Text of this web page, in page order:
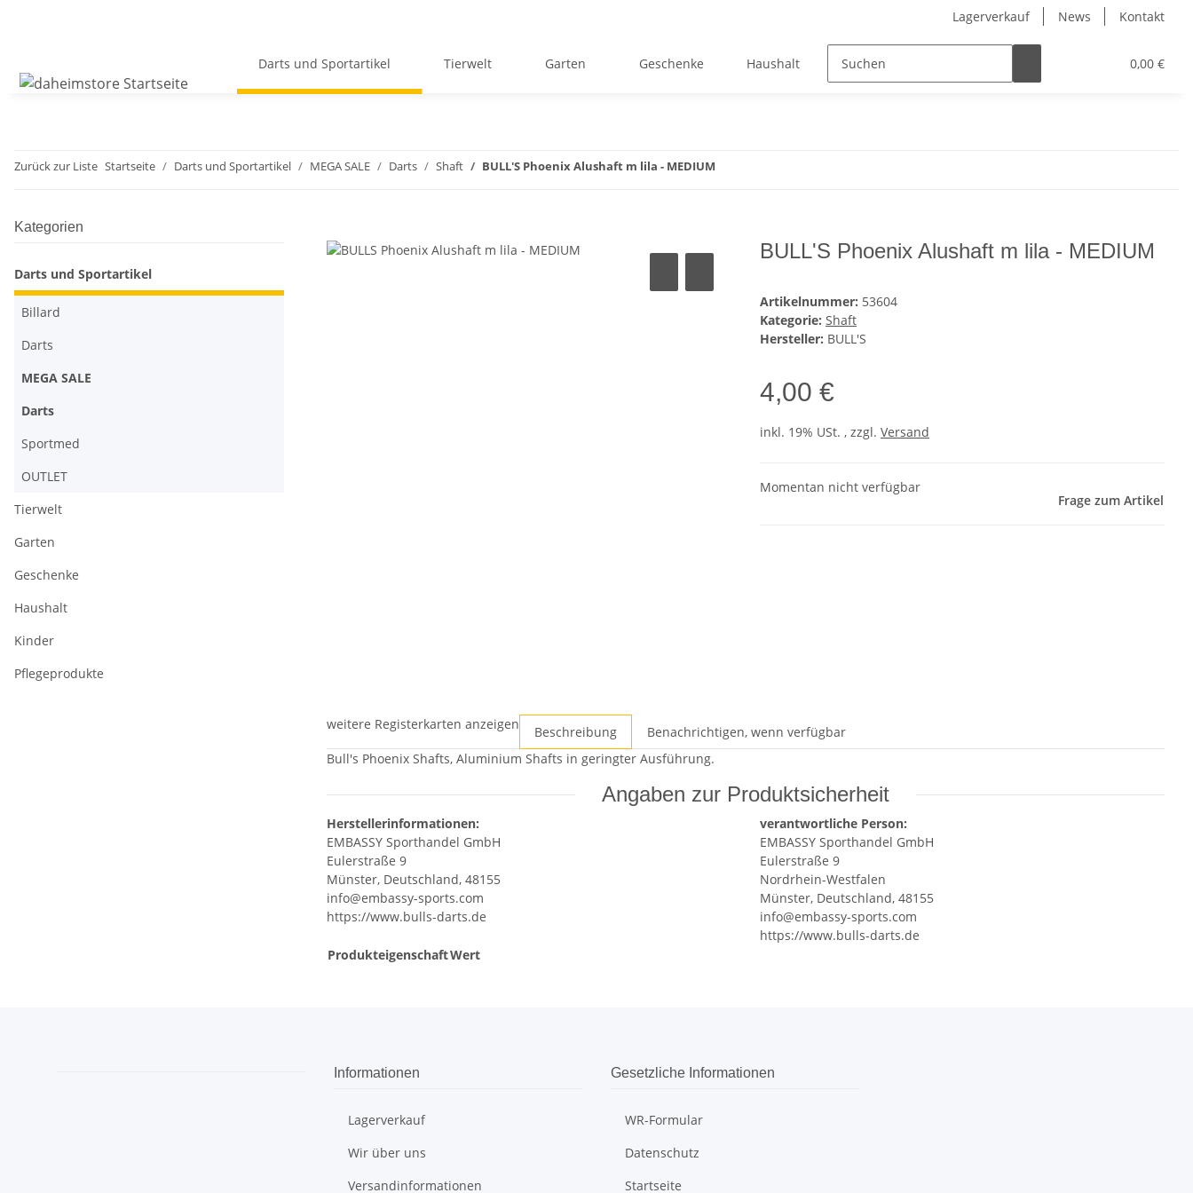
Lagerverkauf News Kontakt
0,00 €
Darts und Sportartikel Tierwelt Garten Geschenke Haushalt Kinder Hersteller
Zurück zur Liste Startseite Darts und Sportartikel MEGA SALE Darts Shaft BULL'S Phoenix Alushaft m lila - MEDIUM
BULL'S Phoenix Alushaft m lila - MEDIUM
Artikelnummer: 53604
Kategorie: Shaft
Hersteller: BULL'S
4,00 €
inkl. 19% USt. , zzgl. Versand
Momentan nicht verfügbar
Frage zum Artikel
weitere Registerkarten anzeigen Beschreibung
Benachrichtigen, wenn verfügbar
Bull's Phoenix Shafts, Aluminium Shafts in geringter Ausführung.
Angaben zur Produktsicherheit
Herstellerinformationen:
EMBASSY Sporthandel GmbH
Eulerstraße 9
Münster, Deutschland, 48155
info@embassy-sports.com
https://www.bulls-darts.de
verantwortliche Person:
EMBASSY Sporthandel GmbH
Eulerstraße 9
Nordrhein-Westfalen
Münster, Deutschland, 48155
info@embassy-sports.com
https://www.bulls-darts.de
ProdukteigenschaftWert
Kategorien
Darts und Sportartikel
Billard
Darts
MEGA SALE
Darts
Sportmed
OUTLET
Tierwelt
Garten
Geschenke
Haushalt
Kinder
Pflegeprodukte
Informationen
Lagerverkauf
Wir über uns
Versandinformationen
Gesetzliche Informationen
WR-Formular
Datenschutz
Startseite